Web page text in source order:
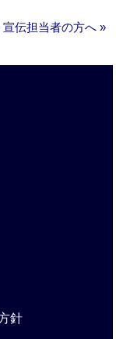
宣伝担当者の方へ »
針